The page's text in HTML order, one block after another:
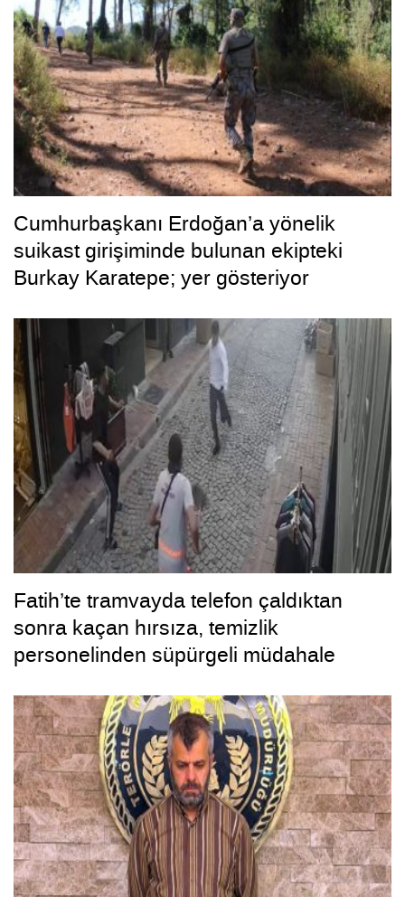
Cumhurbaşkanı Erdoğan’a yönelik
suikast girişiminde bulunan ekipteki
Burkay Karatepe; yer gösteriyor
Fatih’te tramvayda telefon çaldıktan
sonra kaçan hırsıza, temizlik
personelinden süpürgeli müdahale